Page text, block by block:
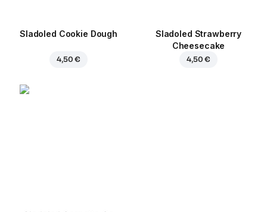
Sladoled Cookie Dough
4,50 €
Sladoled Strawberry
Cheesecake
4,50 €